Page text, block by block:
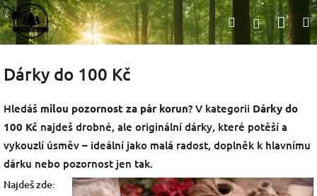
Přejít
na
obsah
HledatPřihlášení
Dárky do 100 Kč
Hledáš milou pozornost za pár korun? V kategorii Dárky do
100 Kč najdeš drobné, ale originální dárky, které potěší a
vykouzlí úsměv – ideální jako malá radost, doplněk k hlavnímu
dárku nebo pozornost jen tak.
Najdeš zde: